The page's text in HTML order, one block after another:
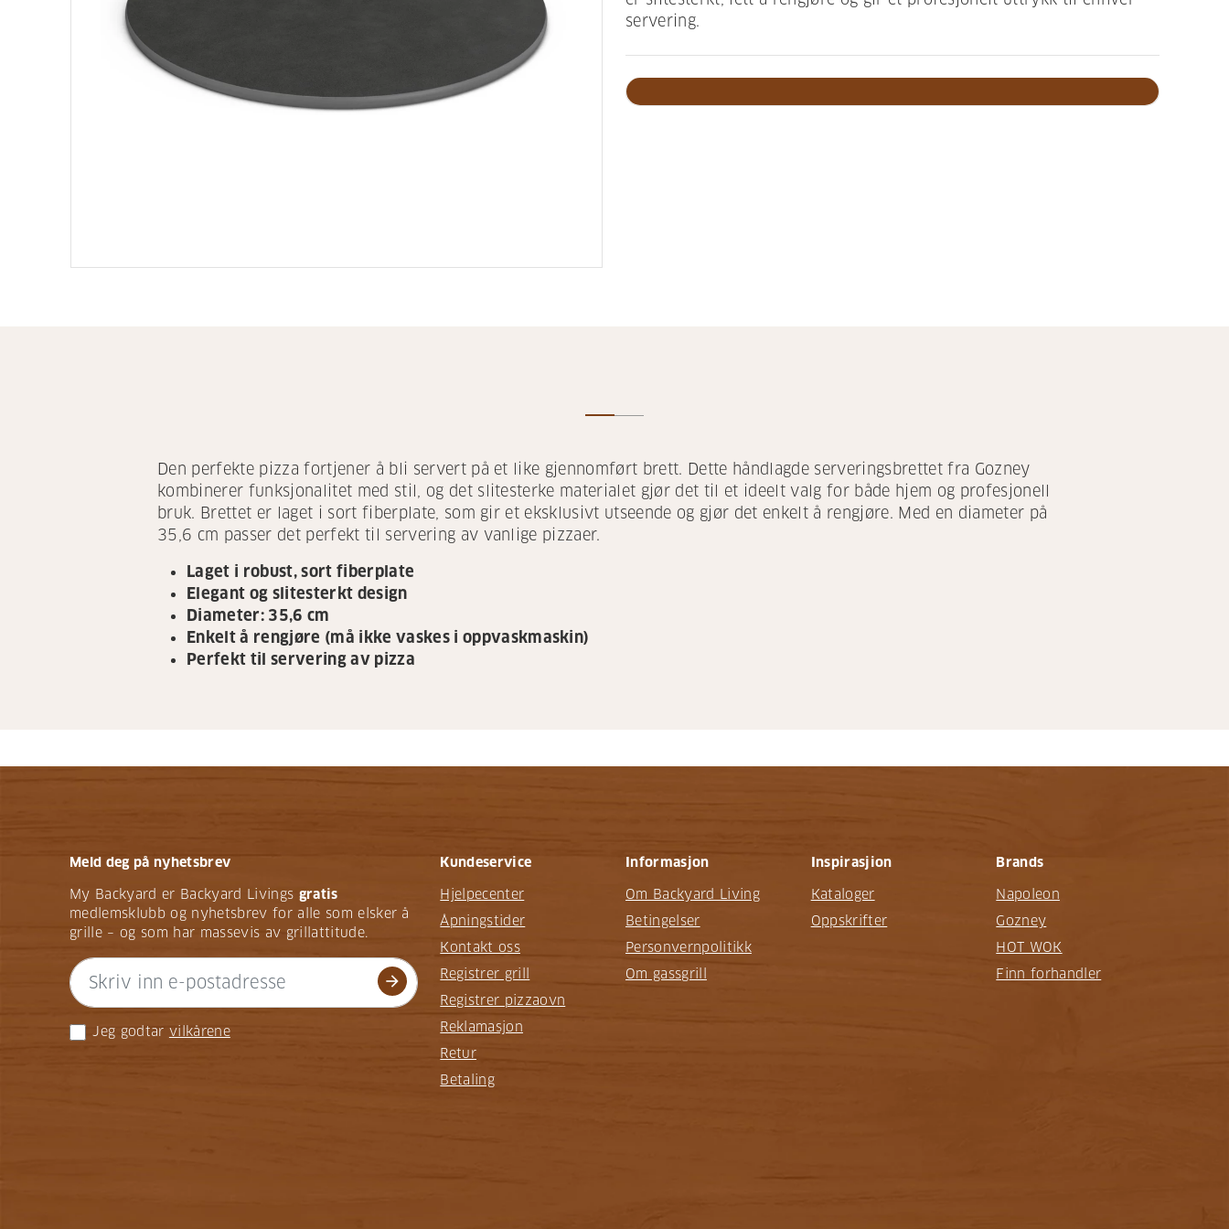
servering.
Den perfekte pizza fortjener å bli servert på et like gjennomført brett. Dette håndlagde serveringsbrettet fra Gozney
kombinerer funksjonalitet med stil, og det slitesterke materialet gjør det til et ideelt valg for både hjem og profesjonell
bruk. Brettet er laget i sort fiberplate, som gir et eksklusivt utseende og gjør det enkelt å rengjøre. Med en diameter på
35,6 cm passer det perfekt til servering av vanlige pizzaer.
Laget i robust, sort fiberplate
Elegant og slitesterkt design
Diameter: 35,6 cm
Enkelt å rengjøre (må ikke vaskes i oppvaskmaskin)
Perfekt til servering av pizza
Meld deg på nyhetsbrev
My Backyard er Backyard Livings gratis
medlemsklubb og nyhetsbrev for alle som elsker å
grille – og som har massevis av grillattitude.
arrow_forward
Jeg godtar vilkårene
Kundeservice
Hjelpecenter
Åpningstider
Kontakt oss
Registrer grill
Registrer pizzaovn
Reklamasjon
Retur
Betaling
Informasjon
Om Backyard Living
Betingelser
Personvernpolitikk
Om gassgrill
Inspirasjion
Kataloger
Oppskrifter
Brands
Napoleon
Gozney
HOT WOK
Finn forhandler